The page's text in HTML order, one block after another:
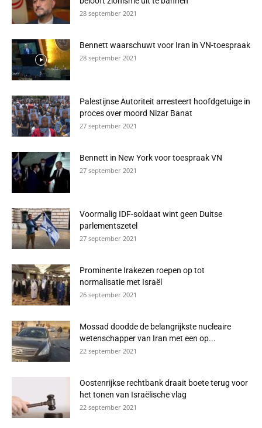
28 september 2021
Bennett waarschuwt voor Iran in VN-toespraak
28 september 2021
Palestijnse Autoriteit arresteert hoofdgetuige in
proces over moord Nizar Banat
27 september 2021
Bennett in New York voor toespraak VN
27 september 2021
Voormalig IDF-soldaat wint geen Duitse
parlementszetel
27 september 2021
Prominente Irakezen roepen op tot
normalisatie met Israël
26 september 2021
Mossad doodde de belangrijkste nucleaire
wetenschapper van Iran met een op...
22 september 2021
Oostenrijkse rechtbank draait boete terug voor
het tonen van Israëlische vlag
22 september 2021